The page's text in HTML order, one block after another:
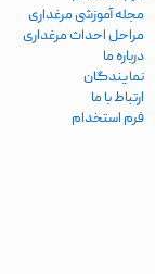
مجله آموزشی مرغداری
مراحل احداث مرغداری
درباره ما
نمایندگان
ارتباط با ما
فرم استخدام